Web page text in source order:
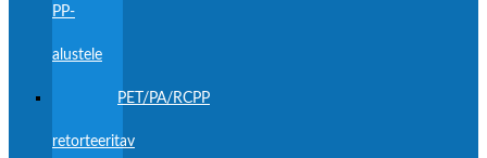
PP-
alustele
PET/PA/RCPP
retorteeritav